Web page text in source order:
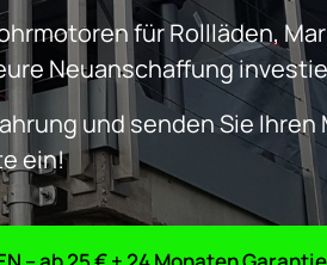
für Rollläden,
Neuanschaffung
und senden Sie Ihren
ein!